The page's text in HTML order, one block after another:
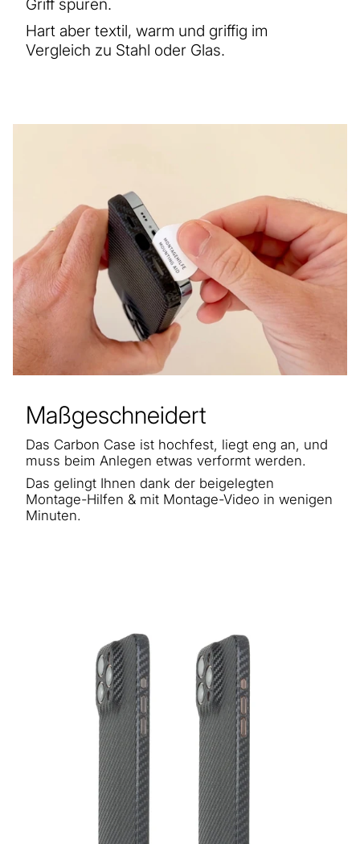
Hart aber textil, warm und griffig im
Vergleich zu Stahl oder Glas.
Maßgeschneidert
Das Carbon Case ist hochfest, liegt eng an, und
muss beim Anlegen etwas verformt werden.
Das gelingt Ihnen dank der beigelegten
Montage-Hilfen & mit Montage-Video in wenigen
Minuten.